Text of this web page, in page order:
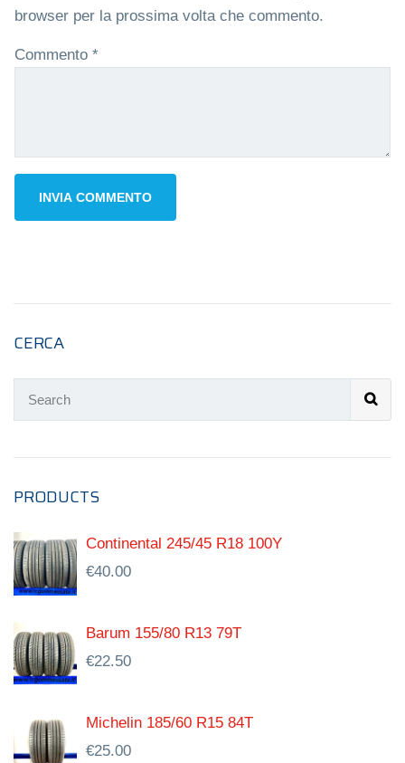
browser per la prossima volta che commento.
Commento *
CERCA
PRODUCTS
Continental 245/45 R18 100Y
€40.00
Barum 155/80 R13 79T
€22.50
Michelin 185/60 R15 84T
€25.00